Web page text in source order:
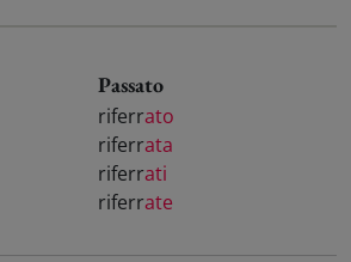
Passato
riferrato
riferrata
riferrati
riferrate